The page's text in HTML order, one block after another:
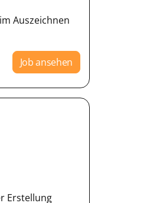
Auszeichnen
Job ansehen
Erstellung